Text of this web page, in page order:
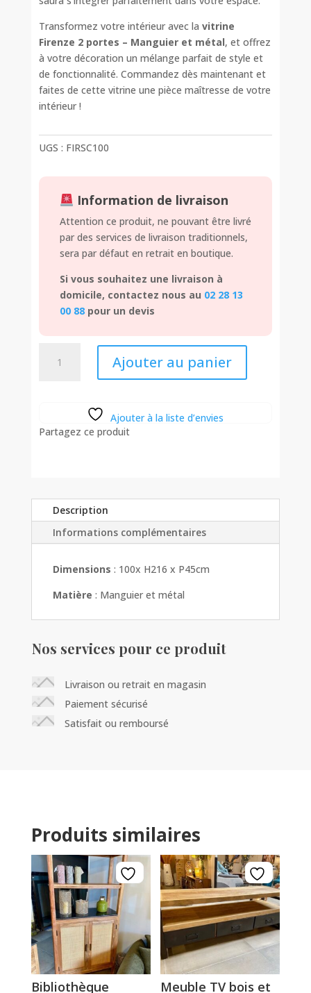
Transformez votre intérieur avec la vitrine
Firenze 2 portes – Manguier et métal, et offrez
à votre décoration un mélange parfait de style et
de fonctionnalité. Commandez dès maintenant et
faites de cette vitrine une pièce maîtresse de votre
intérieur !
UGS : FIRSC100
Information de livraison
Attention ce produit, ne pouvant être livré
par des services de livraison traditionnels,
sera par défaut en retrait en boutique.
Si vous souhaitez une livraison à
domicile, contactez nous au 02 28 13
00 88pour un devis
-
Ajouter au panier
Ajouter à la liste d’envies
Partagez ce produit
Description
Informations complémentaires
Dimensions : 100x H216 x P45cm
Matière : Manguier et métal
Nos services pour ce produit
Livraison ou retrait en magasin
Paiement sécurisé
Satisfait ou remboursé
Produits similaires
Bibliothèque Meuble TV bois et